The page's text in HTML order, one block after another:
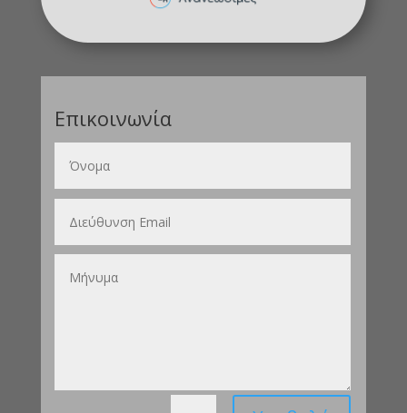
Επικοινωνία